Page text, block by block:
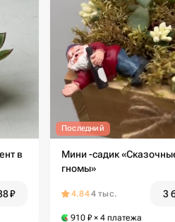
в
₽
Последний
Мини -садик
гномы»
4.844 тыс. 3
910 ₽ × 4 платежа